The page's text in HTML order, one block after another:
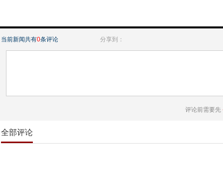
当前新闻共有0条评论 分享到：
评论前需要先
全部评论